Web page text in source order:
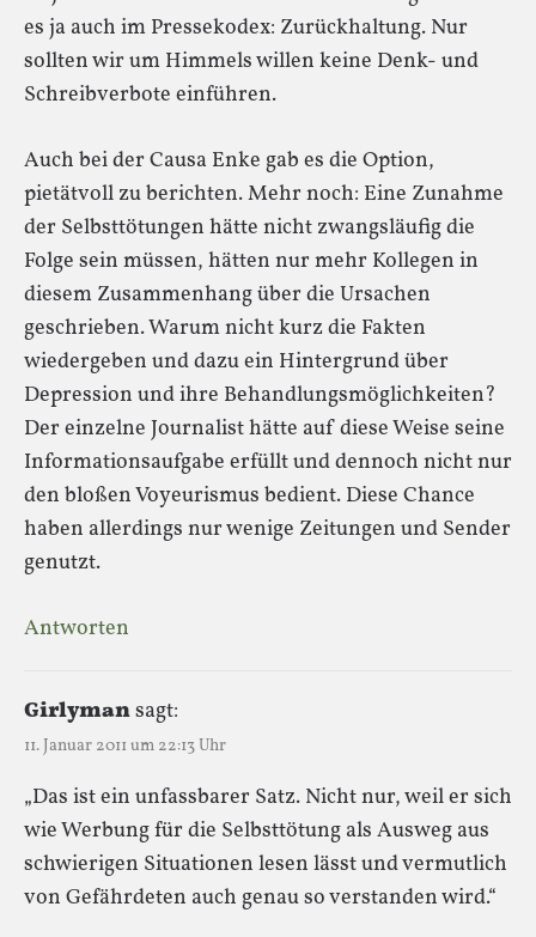
es ja auch im Pressekodex: Zurückhaltung. Nur
sollten wir um Himmels willen keine Denk- und
Schreibverbote einführen.
Auch bei der Causa Enke gab es die Option,
pietätvoll zu berichten. Mehr noch: Eine Zunahme
der Selbsttötungen hätte nicht zwangsläufig die
Folge sein müssen, hätten nur mehr Kollegen in
diesem Zusammenhang über die Ursachen
geschrieben. Warum nicht kurz die Fakten
wiedergeben und dazu ein Hintergrund über
Depression und ihre Behandlungsmöglichkeiten?
Der einzelne Journalist hätte auf diese Weise seine
Informationsaufgabe erfüllt und dennoch nicht nur
den bloßen Voyeurismus bedient. Diese Chance
haben allerdings nur wenige Zeitungen und Sender
genutzt.
Antworten
Girlymansagt:
11. Januar 2011 um 22:13 Uhr
„Das ist ein unfassbarer Satz. Nicht nur, weil er sich
wie Werbung für die Selbsttötung als Ausweg aus
schwierigen Situationen lesen lässt und vermutlich
von Gefährdeten auch genau so verstanden wird.“